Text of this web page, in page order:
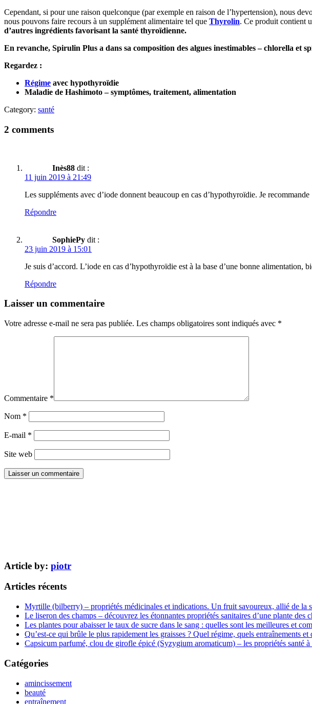
Cependant, si pour une raison quelconque (par exemple en raison de l’hypertension), nous
nous pouvons faire recours à un supplément alimentaire tel que Thyrolin. Ce produit contient
d’autres ingrédients favorisant la santé thyroïdienne.
En revanche, Spirulin Plus a dans sa composition des algues inestimables – chlorella et
Regardez :
Régime avec hypothyroïdie
Maladie de Hashimoto – symptômes, traitement, alimentation
Category: santé
2 comments
Inès88 dit :
11 juin 2019 à 21:49
Les suppléments avec d’iode donnent beaucoup en cas d’hypothyroïdie. Je recommande
Répondre
SophiePy dit :
23 juin 2019 à 15:01
Je suis d’accord. L’iode en cas d’hypothyroïdie est à la base d’une bonne alimentation,
Répondre
Laisser un commentaire
Votre adresse e-mail ne sera pas publiée. Les champs obligatoires sont indiqués avec *
Commentaire *
Nom *
E-mail *
Site web
Article by: piotr
Articles récents
Myrtille (bilberry) – propriétés médicinales et indications. Un fruit savoureux, allié de la
Le liseron des champs – découvrez les étonnantes propriétés sanitaires d’une plante des
Les plantes pour abaisser le taux de sucre dans le sang : quelles sont les meilleures et
Qu’est-ce qui brûle le plus rapidement les graisses ? Quel régime, quels entraînements
Capsicum parfumé, clou de girofle épicé (Syzygium aromaticum) – les propriétés santé
Catégories
amincissement
beauté
entraînement